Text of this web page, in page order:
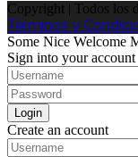
Copyright | Todos los
Términos y
Some Nice Welcome
Sign into your account
Login
Create an account